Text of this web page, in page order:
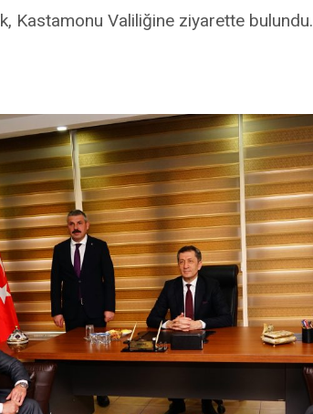
Kastamonu Valiliğine ziyarette bulundu.